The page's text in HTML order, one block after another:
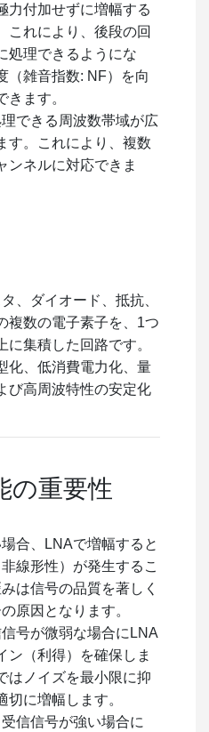
力付加せずに増幅する
これにより、後段の回
処理できるようにな
（雑音指数: NF）を向
きます。
できる周波数帯域が広
す。これにより、複数
ンネルに対応できま
、ダイオード、抵抗、
複数の電子素子を、1つ
に集積した回路です。
化、低消費電力化、量
び高周波特性の安定化
の重要性
合、LNAで増幅すると
線形性）が発生するこ
は信号の品質を著しく
原因となります。
信号が微弱な場合にLNA
ン（利得）を確保しま
はノイズを最小限に抑
切に増幅します。
受信信号が強い場合に